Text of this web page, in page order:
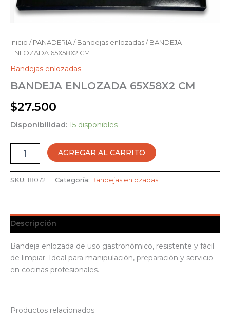
Inicio / PANADERIA / Bandejas enlozadas / BANDEJA
ENLOZADA 65X58X2 CM
Bandejas enlozadas
BANDEJA ENLOZADA 65X58X2 CM
$27.500
Disponibilidad: 15 disponibles
AGREGAR AL CARRITO
SKU: 18072 Categoría: Bandejas enlozadas
Descripción
Bandeja enlozada de uso gastronómico, resistente y fácil
de limpiar. Ideal para manipulación, preparación y servicio
en cocinas profesionales.
Productos relacionados